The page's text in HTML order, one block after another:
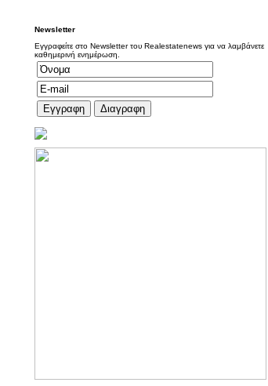
Newsletter
Εγγραφείτε στο Newsletter του Realestatenews για να λαμβάνετε
καθημερινή ενημέρωση.